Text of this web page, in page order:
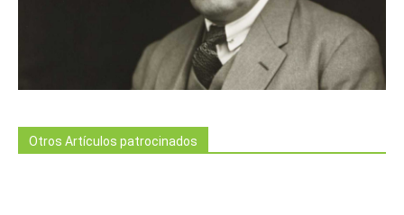
Otros Artículos patrocinados